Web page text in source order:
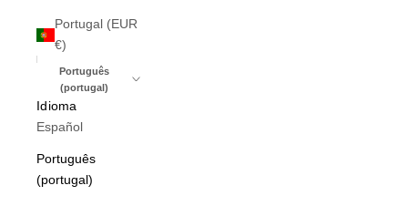
Portugal (EUR
€)
Português
(portugal)
Idioma
Español
Português
(portugal)